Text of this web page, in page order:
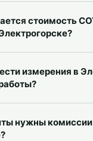
стоимость
измерения в
нужны